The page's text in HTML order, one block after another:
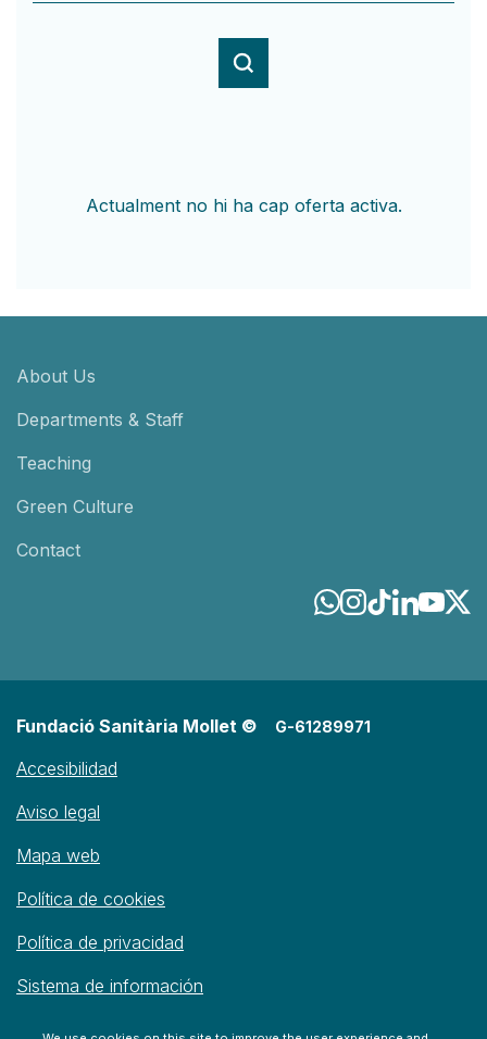
Actualment no hi ha cap oferta activa.
About Us
Departments & Staff
Teaching
Green Culture
Contact
Fundació Sanitària Mollet © G-61289971
Accesibilidad
Aviso legal
Mapa web
Política de cookies
Política de privacidad
Sistema de información